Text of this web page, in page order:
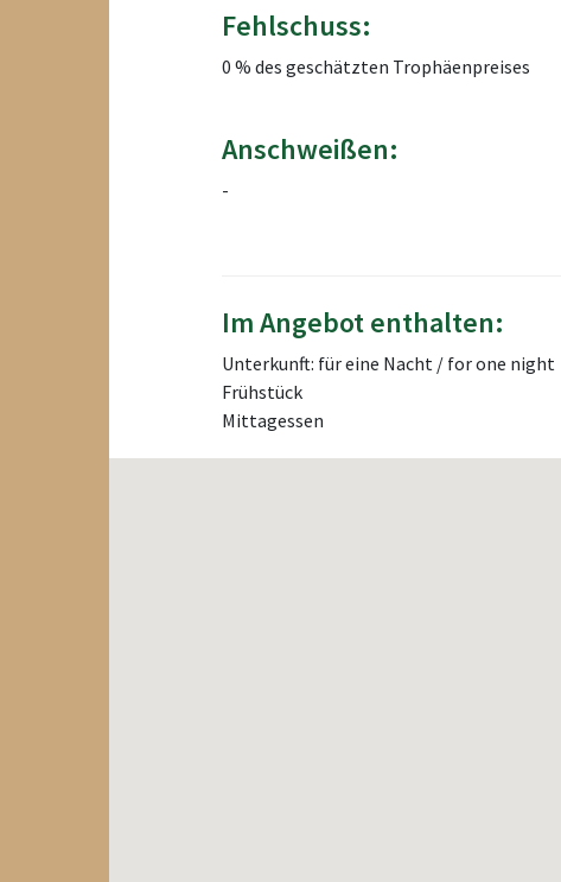
Fehlschuss:
0 % des geschätzten Trophäenpreises
Anschweißen:
-
Im Angebot enthalten:
Unterkunft: für eine Nacht / for one night
Frühstück
Mittagessen